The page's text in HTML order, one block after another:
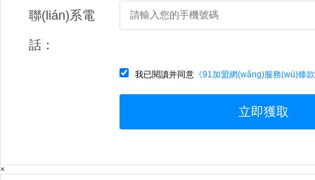
聯(lián)系電
話：
我已閱讀并同意 《91加盟網(wǎng)服務(wù)條
立即獲取
×